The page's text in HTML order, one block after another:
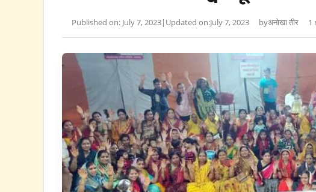
Published on: July 7, 2023| Updated on:July 7, 2023 byअनोखा तीर 1